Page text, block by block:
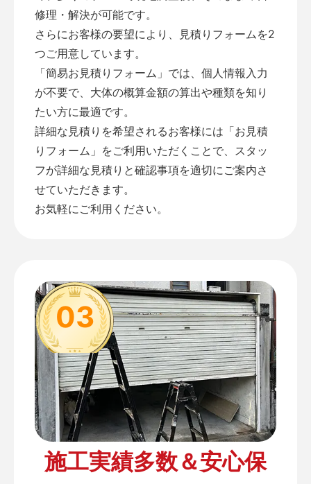
修理・解決が可能です。
さらにお客様の要望により、見積りフォームを2
つご用意しています。
「簡易お見積りフォーム 」では、個人情報入力
が不要で、大体の概算金額の算出や種類を知り
たい方に最適です。
詳細な見積りを希望されるお客様には「お見積
りフォーム 」をご利用いただくことで、スタッ
フが詳細な見積りと確認事項を適切にご案内さ
せていただきます。
お気軽にご利用ください。
03
施工実績多数＆安心保